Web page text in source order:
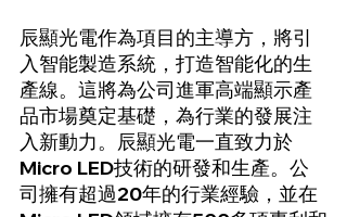
辰顯光電作為項目的主導方，將引
入智能製造系統，打造智能化的生
產線。這將為公司進軍高端顯示產
品市場奠定基礎，為行業的發展注
入新動力。辰顯光電一直致力於
Micro LED技術的研發和生產。公
司擁有超過20年的行業經驗，並在